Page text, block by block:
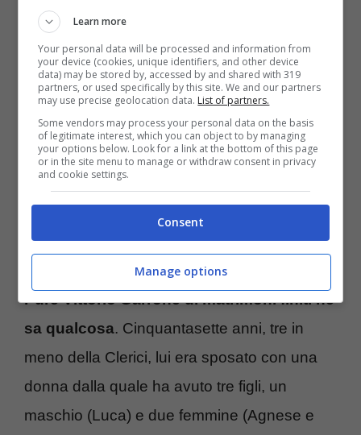
2009.
Maelle, Antonella Clerici e Vittorio Garrone
vivono tutti insieme nella loro casa di Arquata
Scrivia, in provincia di Alessandria, nel bel
mezzo di un bosco.Antonellina ha svelato
di recente come “si impose” sul suo
già dopo pochissime settimane
Pure Vittorio Garrone di matrimoni finiti ne
sa qualcosa. Cinquantasette anni, tre in
meno della Clerici, lui era sposato con una
donna dalla quale ha avuto tre figli, un
maschio (Luca) e due femmine (Agnese e
Learn more
Your personal data will be processed and information from
your device (cookies, unique identifiers, and other device
data) may be stored by, accessed by and shared with 319
partners, or used specifically by this site. We and our partners
may use precise geolocation data. List of partners.
Some vendors may process your personal data on the basis
of legitimate interest, which you can object to by managing
your options below. Look for a link at the bottom of this page
or in the site menu to manage or withdraw consent in privacy
and cookie settings.
Consent
Manage options